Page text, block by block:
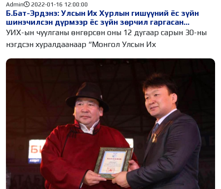
Б.Бат-Эрдэнэ: Улсын Их Хурлын гишүүний ёс зүйн
шинэчилсэн дүрмээр ёс зүйн зөрчил гаргасан
гишүүнд ногдуулах сахилгын хариуцлагыг
нэмэгдүүлсэн
Admin 2022-01-16 12:00:00
УИХ-ын чуулганы өнгөрсөн оны 12 дугаар сарын 30-ны
нэгдсэн хуралдаанаар “Монгол Улсын Их